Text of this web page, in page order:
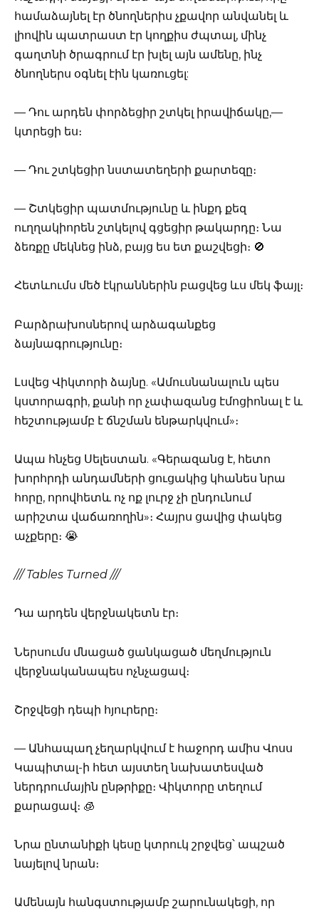
համաձայնել էր ծնողներիս չքավոր անվանել և
լիովին պատրաստ էր կողքիս ժպտալ, մինչ
գաղտնի ծրագրում էր խլել այն ամենը, ինչ
ծնողներս օգնել էին կառուցել:
— Դու արդեն փորձեցիր շտկել իրավիճակը,—
կտրեցի ես։
— Դու շտկեցիր նստատեղերի քարտեզը։
— Շտկեցիր պատմությունը և ինքդ քեզ
ուղղակիորեն շտկելով գցեցիր թակարդը։ Նա
ձեռքը մեկնեց ինձ, բայց ես ետ քաշվեցի։ 🚫
Հետևումս մեծ էկրաններին բացվեց ևս մեկ ֆայլ։
Բարձրախոսներով արձագանքեց
ձայնագրությունը։
Լսվեց Վիկտորի ձայնը. «Ամուսնանալուն պես
կստորագրի, քանի որ չափազանց էմոցիոնալ է և
հեշտությամբ է ճնշման ենթարկվում»։
Ապա հնչեց Սելեստան. «Գերազանց է, հետո
խորհրդի անդամների ցուցակից կհանես նրա
հորը, որովհետև ոչ ոք լուրջ չի ընդունում
արիշտա վաճառողին»։ Հայրս ցավից փակեց
աչքերը։ 😭
/// Tables Turned ///
Դա արդեն վերջնակետն էր։
Ներսումս մնացած ցանկացած մեղմություն
վերջնականապես ոչնչացավ։
Շրջվեցի դեպի հյուրերը։
— Անհապաղ չեղարկվում է հաջորդ ամիս Վոսս
Կապիտալ-ի հետ այստեղ նախատեսված
ներդրումային ընթրիքը։ Վիկտորը տեղում
քարացավ։ 🧊
Նրա ընտանիքի կեսը կտրուկ շրջվեց՝ ապշած
նայելով նրան։
Ամենայն հանգստությամբ շարունակեցի, որ